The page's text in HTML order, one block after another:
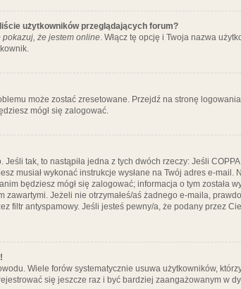
użytkowników przeglądających forum?
pokazuj, że jestem online. Włącz tę opcję i Twoja nazwa
może zostać zresetowane. Przejdź na stronę
mógł się zalogować.
tak, to nastąpiła jedna z tych dwóch rzeczy: Jeśli COPPA
musiał wykonać instrukcje wysłane na Twój adres e-mail.
będziesz mógł się zalogować; informacja o tym została
Jeżeli nie otrzymałeś/aś żadnego e-maila,
filtr antyspamowy. Jeśli jesteś pewny/a, że podany przez
Wiele forów systematycznie usuwa użytkowników,
się jeszcze raz i być bardziej zaangażowanym w